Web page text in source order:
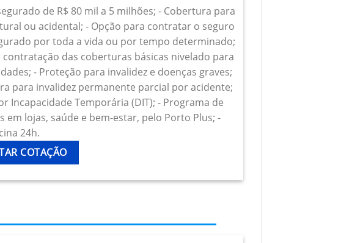
de R$ 80 mil a 5 milhões; - Cobertura para
ou acidental; - Opção para contratar o seguro
por toda a vida ou por tempo determinado;
contratação das coberturas básicas nivelado para
- Proteção para invalidez e doenças graves;
para invalidez permanente parcial por acidente;
Incapacidade Temporária (DIT); - Programa de
em lojas, saúde e bem-estar, pelo Porto Plus; -
24h.
COTAÇÃO